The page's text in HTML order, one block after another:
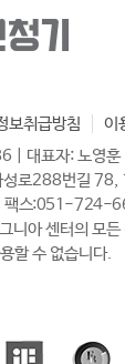
보취급방침
이
| 대표자: 노영훈
성로288번길 78,
스:051-724-
할 수 없습니다.